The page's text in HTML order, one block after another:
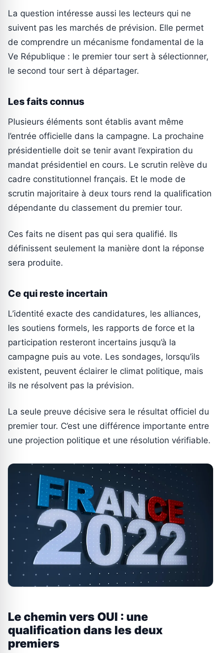
La question intéresse aussi les lecteurs qui ne
suivent pas les marchés de prévision. Elle permet
de comprendre un mécanisme fondamental de la
Ve République : le premier tour sert à sélectionner,
le second tour sert à départager.
Les faits connus
Plusieurs éléments sont établis avant même
l’entrée officielle dans la campagne. La prochaine
présidentielle doit se tenir avant l’expiration du
mandat présidentiel en cours. Le scrutin relève du
cadre constitutionnel français. Et le mode de
scrutin majoritaire à deux tours rend la qualification
dépendante du classement du premier tour.
Ces faits ne disent pas qui sera qualifié. Ils
définissent seulement la manière dont la réponse
sera produite.
Ce qui reste incertain
L’identité exacte des candidatures, les alliances,
les soutiens formels, les rapports de force et la
participation resteront incertains jusqu’à la
campagne puis au vote. Les sondages, lorsqu’ils
existent, peuvent éclairer le climat politique, mais
ils ne résolvent pas la prévision.
La seule preuve décisive sera le résultat officiel du
premier tour. C’est une différence importante entre
une projection politique et une résolution vérifiable.
Le chemin vers OUI : une
qualification dans les deux
premiers